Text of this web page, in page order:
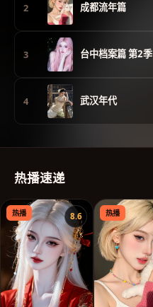
2 成都流年篇
3 台中档案篇 第2季
4 武汉年代
热播速递
热播 8.6 热播